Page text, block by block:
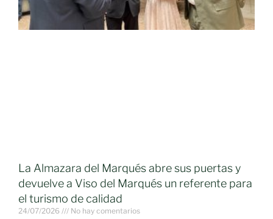
La Almazara del Marqués abre sus puertas y
devuelve a Viso del Marqués un referente para
el turismo de calidad
24/07/2026 No hay comentarios